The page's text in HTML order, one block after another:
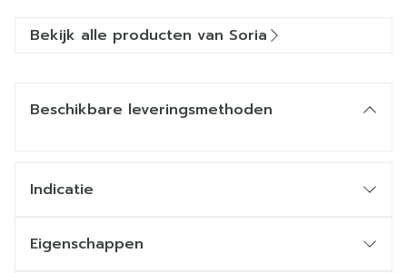
Bekijk alle producten van Soria
Beschikbare leveringsmethoden
Indicatie
Eigenschappen